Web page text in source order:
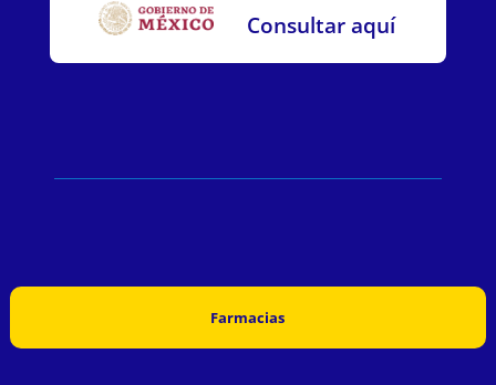
Consultar aquí
Farmacias